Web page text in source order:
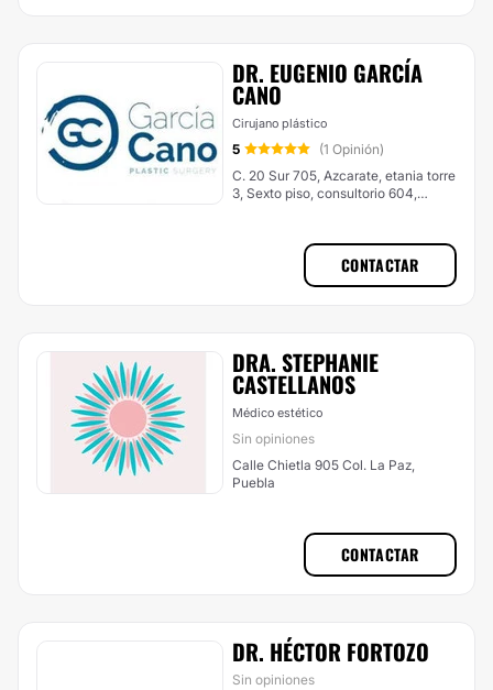
DR. EUGENIO GARCÍA
CANO
Cirujano plástico
5
(1 Opinión)
C. 20 Sur 705, Azcarate, etania torre
3, Sexto piso, consultorio 604,
CONTACTAR
DRA. STEPHANIE
CASTELLANOS
Médico estético
Sin opiniones
Calle Chietla 905 Col. La Paz,
Puebla
CONTACTAR
DR. HÉCTOR FORTOZO
Sin opiniones